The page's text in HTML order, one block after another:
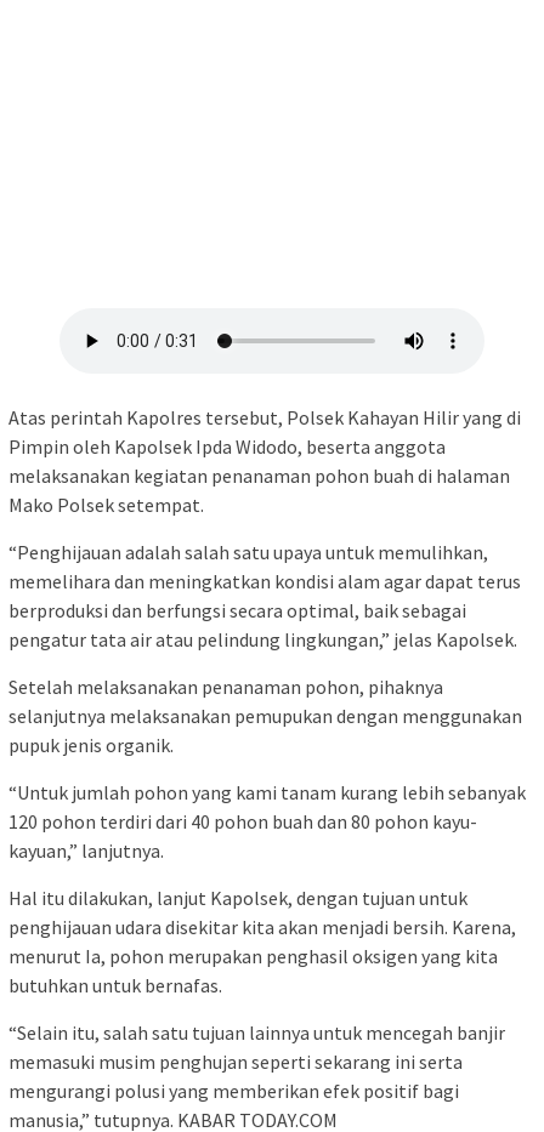
Atas perintah Kapolres tersebut, Polsek Kahayan Hilir yang di
Pimpin oleh Kapolsek Ipda Widodo, beserta anggota
melaksanakan kegiatan penanaman pohon buah di halaman
Mako Polsek setempat.
“Penghijauan adalah salah satu upaya untuk memulihkan,
memelihara dan meningkatkan kondisi alam agar dapat terus
berproduksi dan berfungsi secara optimal, baik sebagai
pengatur tata air atau pelindung lingkungan,” jelas Kapolsek.
Setelah melaksanakan penanaman pohon, pihaknya
selanjutnya melaksanakan pemupukan dengan menggunakan
pupuk jenis organik.
“Untuk jumlah pohon yang kami tanam kurang lebih sebanyak
120 pohon terdiri dari 40 pohon buah dan 80 pohon kayu-
kayuan,” lanjutnya.
Hal itu dilakukan, lanjut Kapolsek, dengan tujuan untuk
penghijauan udara disekitar kita akan menjadi bersih. Karena,
menurut Ia, pohon merupakan penghasil oksigen yang kita
butuhkan untuk bernafas.
“Selain itu, salah satu tujuan lainnya untuk mencegah banjir
memasuki musim penghujan seperti sekarang ini serta
mengurangi polusi yang memberikan efek positif bagi
manusia,” tutupnya. KABAR TODAY.COM